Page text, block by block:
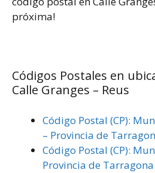
próxima!
Códigos Postales en
Calle Granges – Reus
Código Postal (CP):
– Provincia de
Código Postal (CP):
Provincia de Tarragona